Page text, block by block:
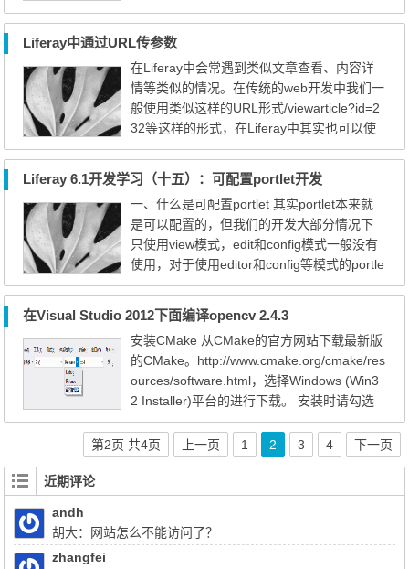
时候由于某些未知原因，有字体没有安装成
功，所以导致在打开office某些组件或者某些
文档的时候出现此错误提示。问题的根本在
于电脑中缺少某些字体，所以要想解决只需
要将缺少的字体装上就可以。 所以解决方法
是： 从一个正常使用office 201...
Liferay中通过URL传参数
在Liferay中会常遇到类似文章查看、内容详
情等类似的情况。在传统的web开发中我们一
般使用类似这样的URL形式/viewarticle?id=2
32等这样的形式，在Liferay中其实也可以使
用这样的形式，最终的效果是这样的：/web/
hqw/viewarticle?articleId=322。 要实现这样
的效果一般是有两个Portlet，一个是内容的列
表，一个是内容的查看。（示例说明前提如
下：） 1、首先将这两个portlet添加到不同的
页面中。 2、将新闻...
Liferay 6.1开发学习（十五）：可配置portlet开发
一、什么是可配置portlet 其实portlet本来就
是可以配置的，但我们的开发大部分情况下
只使用view模式，edit和config模式一般没有
使用，对于使用editor和config等模式的portle
t，我们可以将他们称为可配置portlet。通过
使用可配置portlet，可以做许多个性化定制。
应用场景： 1、如果在首页上有展现专题的地
方，可以建立一个专题展现的portlet，这个地
方要展现的内容为一个图片或多个图片，点
击图片可以跳转...
在Visual Studio 2012下面编译opencv 2.4.3
安装CMake 从CMake的官方网站下载最新版
的CMake。http://www.cmake.org/cmake/res
ources/software.html，选择Windows (Win3
2 Installer)平台的进行下载。 安装时请勾选
上“Add CMake to the system PATH for all us
ers”。 下载安装opencv 从opencv的官方网站
（http://www.opencv.org/）下载2.4.3版本的
第2页 共4页 上一页 1 2 3 4 下一页
近期评论
andh
胡大：网站怎么不能访问了？
zhangfei